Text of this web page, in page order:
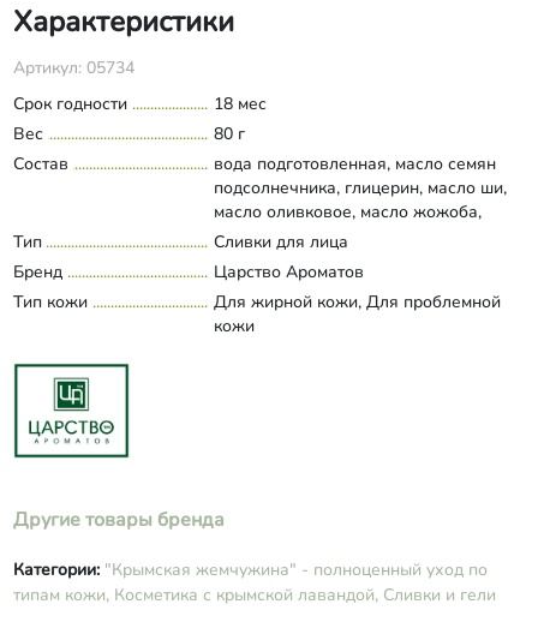
Характеристики
Артикул: 05734
Срок годности
18 мес
Вес
80 г
Состав
вода подготовленная, масло семян
подсолнечника, глицерин, масло ши,
масло оливковое, масло жожоба,
Cutipure CLR™, полисахарид семян
тамаринда, Cetiol® RLF, СК-СО2
экстракт лаванды, экстракт алоэ,
экстракт шалфея, оксид цинка,
аммониум акрилоилдиметилтаурат,
Развернуть состав
Тип
Сливки для лица
Бренд
Царство Ароматов
Тип кожи
Для жирной кожи, Для проблемной
кожи
Другие товары бренда
Категории: "Крымская жемчужина" - полноценный уход по
типам кожи, Косметика с крымской лавандой, Сливки и гели